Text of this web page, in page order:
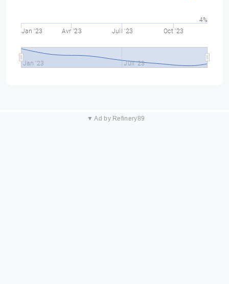
Jan '23 Avr '23 Juil '23 Oct '23
Jan '23 Juil '23
4%
▼ Ad by Refinery89